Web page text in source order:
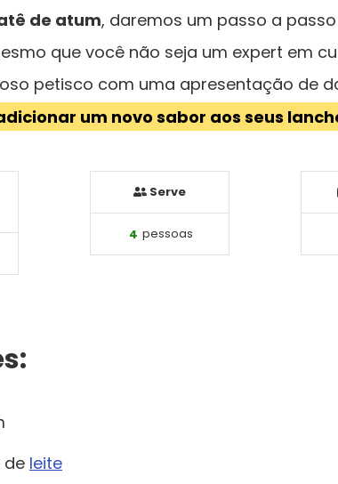
de atum, daremos um passo a
que você não seja um expert em
petisco com uma apresentação de
um novo sabor aos seus
Serve
4 pessoas
de leite